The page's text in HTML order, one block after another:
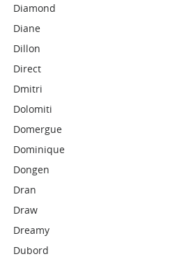
Diamond
Diane
Dillon
Direct
Dmitri
Dolomiti
Domergue
Dominique
Dongen
Dran
Draw
Dreamy
Dubord